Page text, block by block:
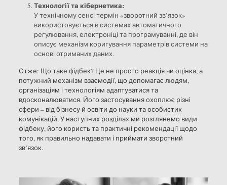
Технології та кібернетика:
У технічному сенсі термін «зворотний зв’язок»
використовується в системах автоматичного
регулювання, електроніці та програмуванні, де він
описує механізм коригування параметрів системи на
основі отриманих даних.
Отже: Що таке фідбек? Це не просто реакція чи оцінка, а
потужний механізм взаємодії, що допомагає людям,
організаціям і технологіям адаптуватися та
вдосконалюватися. Його застосування охоплює різні
сфери – від бізнесу й освіти до науки та особистих
комунікацій. У наступних розділах ми розглянемо види
фідбеку, його користь та практичні рекомендації щодо
того, як правильно надавати і приймати зворотний
зв’язок.